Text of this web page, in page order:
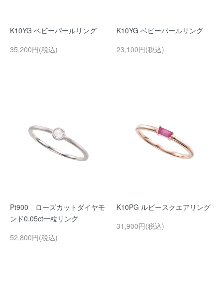
K10YG ベビーパールリング
35,200円(税込)
K10YG ベビーパールリング
23,100円(税込)
Pt900 ローズカットダイヤモ
ンド0.05ct一粒リング
52,800円(税込)
K10PG ルビースクエアリング
31,900円(税込)